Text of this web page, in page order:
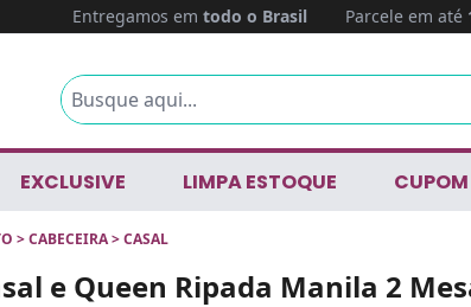
Entregamos em todo o Brasil Parcele em até
EXCLUSIVE LIMPA ESTOQUE CUPOM
>CABECEIRA>CASAL
e Queen Ripada Manila 2